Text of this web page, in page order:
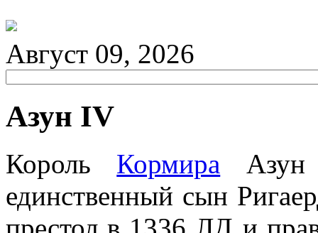
Август 09, 2026
Азун IV
Король Кормира Азун
единственный сын